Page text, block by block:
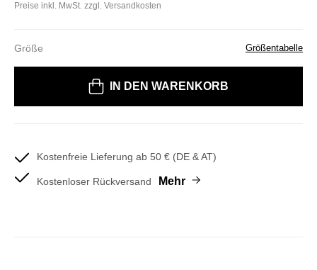
Preise inkl. MwSt. zzgl. Versandkosten
Größe Größentabelle
IN DEN WARENKORB
Kostenfreie Lieferung ab 50 € (DE & AT)
Kostenloser Rückversand Mehr